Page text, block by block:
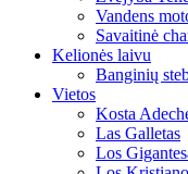
Vandens
Savaitinė
Kelionės laivu
Banginių
Vietos
Kosta
Las Galletas
Los